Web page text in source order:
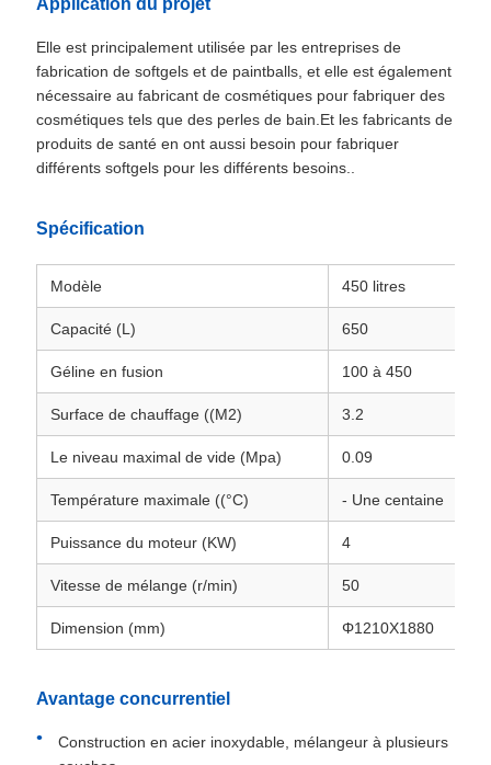
Application du projet
Elle est principalement utilisée par les entreprises de
fabrication de softgels et de paintballs, et elle est également
nécessaire au fabricant de cosmétiques pour fabriquer des
cosmétiques tels que des perles de bain.Et les fabricants de
produits de santé en ont aussi besoin pour fabriquer
différents softgels pour les différents besoins..
Spécification
Modèle 450 litres
Capacité (L) 650
Géline en fusion 100 à 450
Surface de chauffage ((M2) 3.2
Le niveau maximal de vide (Mpa) 0.09
Température maximale ((°C) - Une centaine
Puissance du moteur (KW) 4
Vitesse de mélange (r/min) 50
Dimension (mm) Φ1210X1880
Avantage concurrentiel
Construction en acier inoxydable, mélangeur à plusieurs